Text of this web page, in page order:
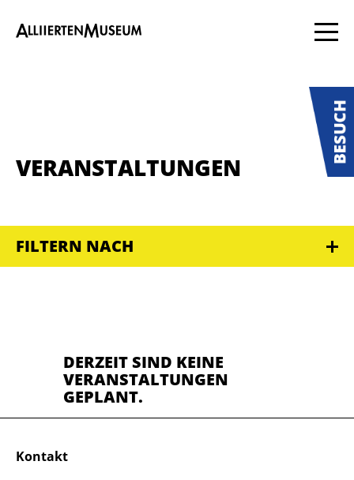
VERANSTALTUNGEN
FILTERN NACH
DERZEIT SIND KEINE
VERANSTALTUNGEN
GEPLANT.
Kontakt